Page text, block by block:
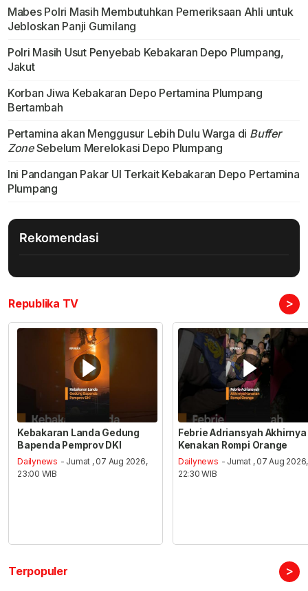
Mabes Polri Masih Membutuhkan Pemeriksaan Ahli untuk
Jebloskan Panji Gumilang
Polri Masih Usut Penyebab Kebakaran Depo Plumpang,
Jakut
Korban Jiwa Kebakaran Depo Pertamina Plumpang
Bertambah
Pertamina akan Menggusur Lebih Dulu Warga di Buffer
ZoneSebelum Merelokasi Depo Plumpang
Ini Pandangan Pakar UI Terkait Kebakaran Depo Pertamina
Plumpang
Rekomendasi
Republika TV >
Kebakaran Landa Gedung
Bapenda Pemprov DKI
Dailynews - Jumat , 07 Aug 2026,
23:00 WIB
Febrie Adriansyah Akhirnya
Kenakan Rompi Orange
Dailynews - Jumat , 07 Aug 2026,
22:30 WIB
Terpopuler >